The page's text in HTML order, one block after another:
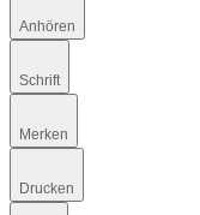
Anhören
Schrift
Merken
Drucken